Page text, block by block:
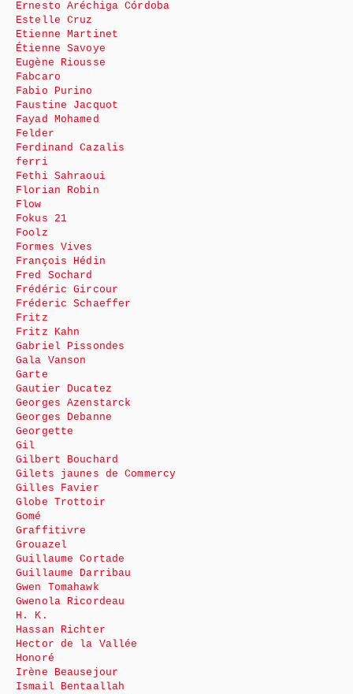
Ernesto Aréchiga Córdoba
Estelle Cruz
Etienne Martinet
Étienne Savoye
Eugène Riousse
Fabcaro
Fabio Purino
Faustine Jacquot
Fayad Mohamed
Felder
Ferdinand Cazalis
ferri
Fethi Sahraoui
Florian Robin
Flow
Fokus 21
Foolz
Formes Vives
François Hédin
Fred Sochard
Frédéric Gircour
Fréderic Schaeffer
Fritz
Fritz Kahn
Gabriel Pissondes
Gala Vanson
Garte
Gautier Ducatez
Georges Azenstarck
Georges Debanne
Georgette
Gil
Gilbert Bouchard
Gilets jaunes de Commercy
Gilles Favier
Globe Trottoir
Gomé
Graffitivre
Grouazel
Guillaume Cortade
Guillaume Darribau
Gwen Tomahawk
Gwenola Ricordeau
H. K.
Hassan Richter
Hector de la Vallée
Honoré
Irène Beausejour
Ismail Bentaallah